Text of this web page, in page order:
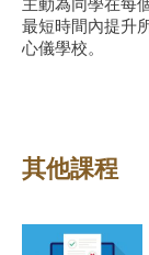
主動為同學在每
最短時間內提升
心儀學校。
其他課程